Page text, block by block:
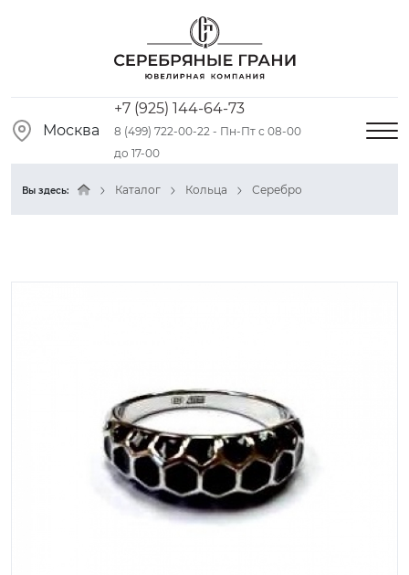
Москва
+7 (925) 144-64-73
8 (499) 722-00-22 - Пн-Пт с 08-00
до 17-00
Вы здесь: Каталог Кольца Серебро